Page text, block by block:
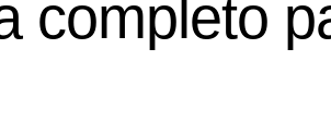
completo